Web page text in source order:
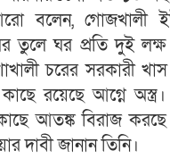
বলেন, গোজখালী
তুলে ঘর প্রতি দুই
চরের সরকারী
রয়েছে আগ্নে অস্ত্র।
আতঙ্ক বিরাজ
দাবী জানান তিনি।